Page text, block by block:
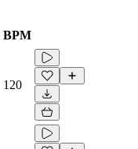
BPM
120